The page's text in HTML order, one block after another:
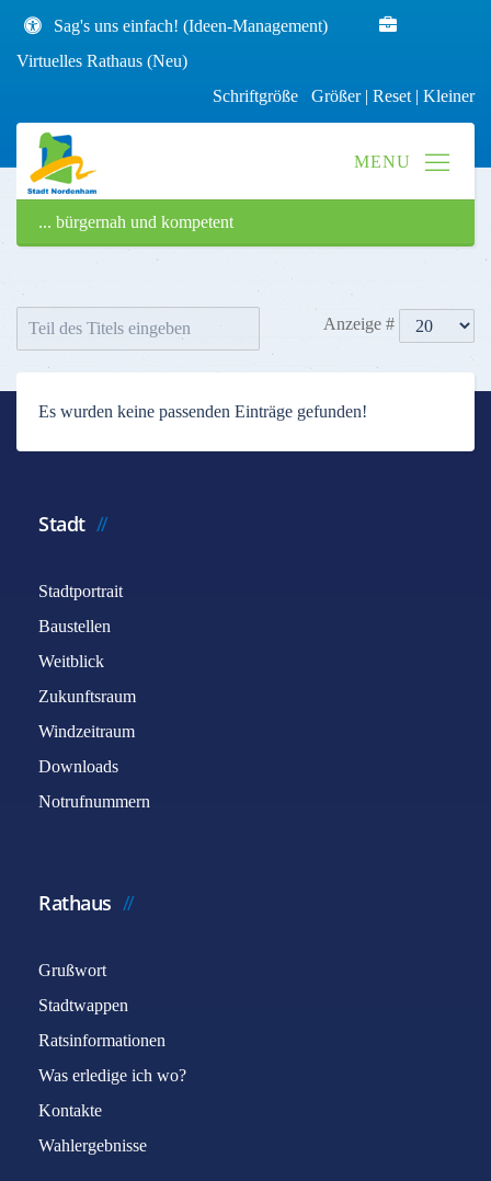
Sag's uns einfach! (Ideen-Management)
Virtuelles Rathaus (Neu)
Schriftgröße Größer| Reset | Kleiner
... bürgernah und kompetent
Anzeige #
Es wurden keine passenden Einträge gefunden!
Stadt
Stadtportrait
Baustellen
Weitblick
Zukunftsraum
Windzeitraum
Downloads
Notrufnummern
Rathaus
Grußwort
Stadtwappen
Ratsinformationen
Was erledige ich wo?
Kontakte
Wahlergebnisse